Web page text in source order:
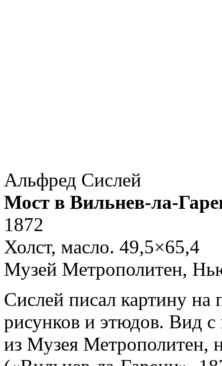
Альфред Сислей
Мост в Вильнев-ла-
1872
Холст, масло. 49,5×65,4
Музей Метрополитен,
Сислей писал картину на
рисунков и этюдов. Вид
из Музея Метрополитен,